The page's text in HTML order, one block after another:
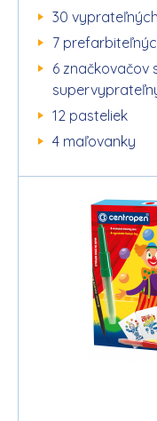
30
7
6 značkovačov
12 pasteliek
4 maľovanky